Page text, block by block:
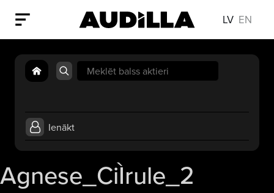
LV EN
Search
for:
Ienākt
Agnese_CiÌrule_2